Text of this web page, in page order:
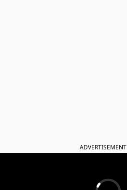
ADVERTISEMENT